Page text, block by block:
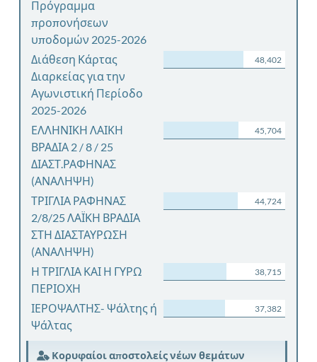
Πρόγραμμα
προπονήσεων
υποδομών 2025-2026
Διάθεση Κάρτας
Διαρκείας για την
Αγωνιστική Περίοδο
2025-2026
48,402
ΕΛΛΗΝΙΚΗ ΛΑΙΚΗ
ΒΡΑΔΙΑ 2 / 8 / 25
ΔΙΑΣΤ.ΡΑΦΗΝΑΣ
(ΑΝΑΛΗΨΗ)
45,704
ΤΡΙΓΛΙΑ ΡΑΦΗΝΑΣ
2/8/25 ΛΑΪΚΗ ΒΡΑΔΙΑ
ΣΤΗ ΔΙΑΣΤΑΥΡΩΣΗ
(ΑΝΑΛΗΨΗ)
44,724
Η ΤΡΙΓΛΙΑ ΚΑΙ Η ΓΥΡΩ
ΠΕΡΙΟΧΗ
38,715
ΙΕΡΟΨΑΛΤΗΣ- Ψάλτης ή
Ψάλτας
37,382
Κορυφαίοι αποστολείς νέων θεμάτων